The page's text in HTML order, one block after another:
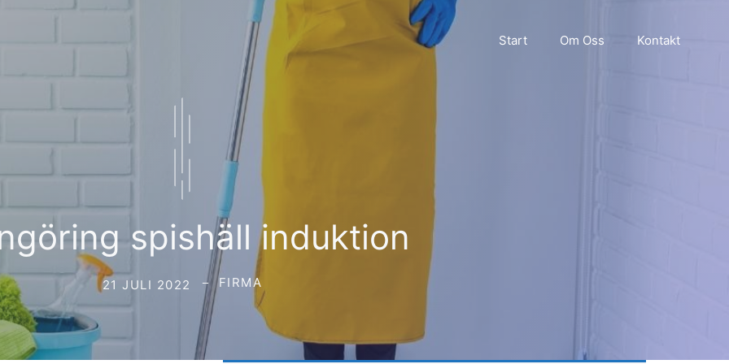
Start Om Oss Kontakt
spishäll induktion
21 JULI 2022 FIRMA